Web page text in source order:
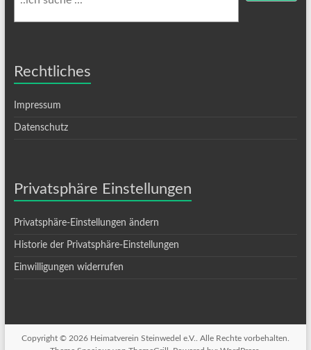
Rechtliches
Impressum
Datenschutz
Privatsphäre Einstellungen
Privatsphäre-Einstellungen ändern
Historie der Privatsphäre-Einstellungen
Einwilligungen widerrufen
Copyright © 2026 Heimatverein Steinwedel e.V.
. Alle Rechte vorbehalten.